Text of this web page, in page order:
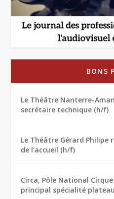
BONS
Le Théâtre Nanterre-
secrétaire technique (h/f)
Le Théâtre Gérard Philipe
de l’accueil (h/f)
Circa, Pôle National
principal spécialité